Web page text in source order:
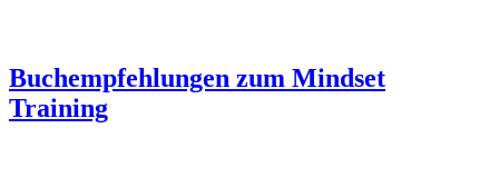
Buchempfehlungen zum Mindset
Training